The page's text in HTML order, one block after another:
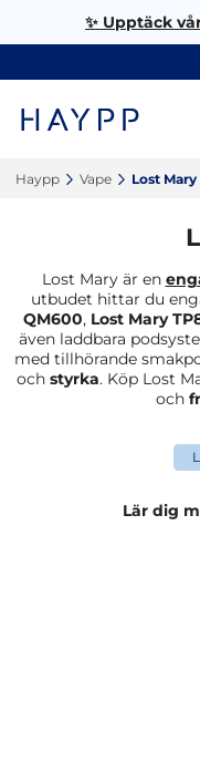
✨ Upptäck
Haypp‎ Vape‎ Lost Mary‎
Lost Mary är en
utbudet hittar du
QM600, Lost Mary
även laddbara
med tillhörande
och styrka. Köp Lost
och
Lär dig